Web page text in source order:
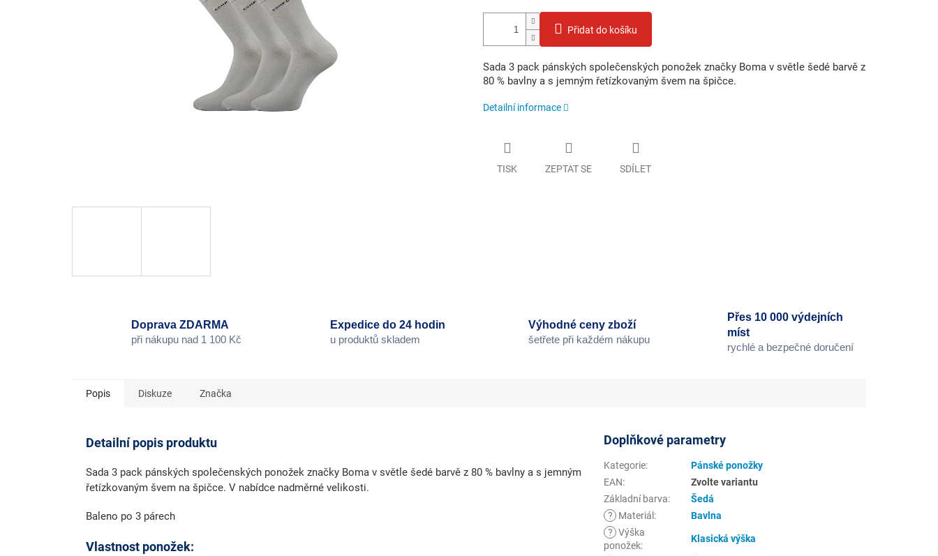
Přidat do košíku
Sada 3 pack pánských společenských ponožek značky Boma v světle šedé barvě z
80 % bavlny a s jemným řetízkovaným švem na špičce.
Detailní informace
TISK ZEPTAT SE SDÍLET
Doprava ZDARMA
při nákupu nad 1 100 Kč
Expedice do 24 hodin
u produktů skladem
Výhodné ceny zboží
šetřete při každém nákupu
Přes 10 000 výdejních
míst
rychlé a bezpečné doručení
Popis Diskuze Značka
Detailní popis produktu
Sada 3 pack pánských společenských ponožek značky Boma v světle šedé barvě z 80 % bavlny a s jemným
řetízkovaným švem na špičce. V nabídce nadměrné velikosti.
Baleno po 3 párech
Vlastnost ponožek:
Doplňkové parametry
Kategorie:
Pánské ponožky
EAN:
Zvolte variantu
Základní barva:
Šedá
?
Materiál :
Bavlna
? Výška
ponožek:
Klasická výška